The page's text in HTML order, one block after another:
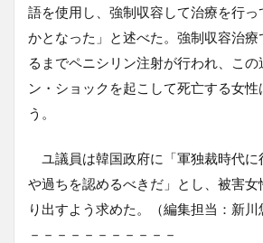
語を使用し、強制収容して治療を行っ
かとなった」と述べた。強制収容治療
るまでペニシリン注射が行われ、この
ン・ショックを起こして死亡する女
う。
ユ議員は韓国政府に「軍独裁時代に
や過ちを認めるべきだ」とし、被害
り出すよう求めた。（編集担当：新川
－－－－－－－－－－－